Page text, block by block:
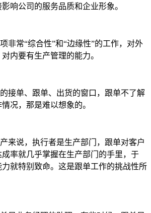
响公司的服务品质和企业形象。
非常“综合性”和“边缘性”的工作，对外
内要有生产管理的能力。
接单、跟单、出货的窗口，跟单不了解
况，那是难以想象的。
来说，执行者是生产部门，跟单对客户
率就几乎掌握在生产部门的手里，于
就特别致命。这是跟单工作的挑战性所